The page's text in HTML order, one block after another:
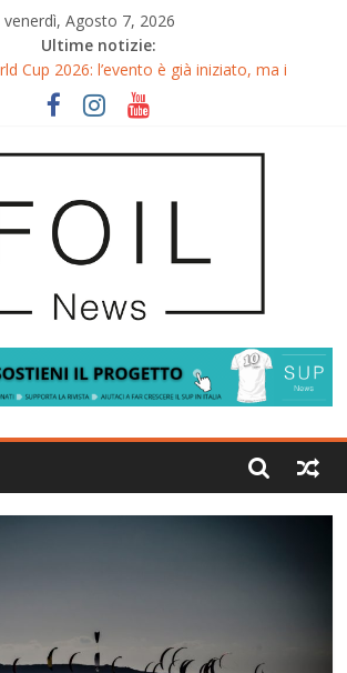
venerdì, Agosto 7, 2026
Ultime notizie:
Cup 2026: l’evento è già iniziato, ma i
sul Wingfoil!
Slalom 2026: Cappuzzo e Belloeuvre
Wingfoil World Cup 2026: Spettacolo e